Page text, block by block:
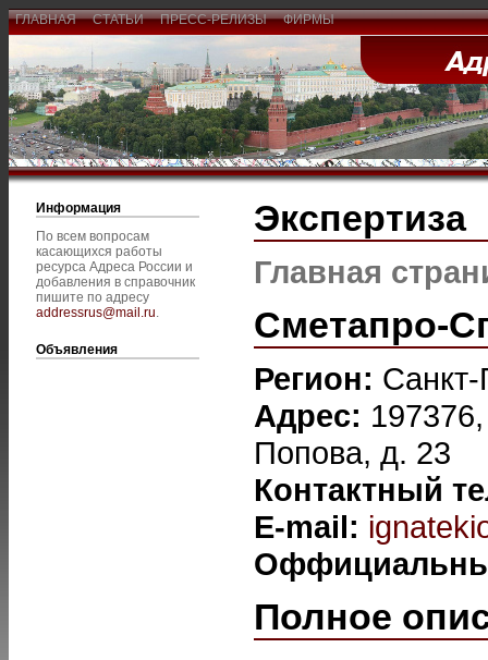
ГЛАВНАЯ СТАТЬИ ПРЕСС-РЕЛИЗЫ ФИРМЫ
Информация
По всем вопросам
касающихся работы
ресурса Адреса России и
добавления в справочник
пишите по адресу
addressrus@mail.ru.
Объявления
Экспертиза
Главная
Сметапро-
Регион: Санкт-
Адрес:
Попова, д. 23
Контактный
E-mail:
Полное